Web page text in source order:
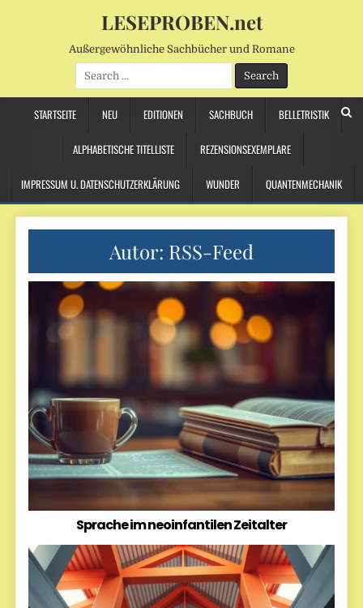
LESEPROBEN.net
Außergewöhnliche Sachbücher und Romane
Search
for:
STARTSEITE NEU EDITIONEN SACHBUCH BELLETRISTIK
ALPHABETISCHE TITELLISTE REZENSIONSEXEMPLARE
IMPRESSUM U. DATENSCHUTZERKLÄRUNG WUNDER QUANTENMECHANIK
Autor: RSS-Feed
Sprache im neoinfantilen Zeitalter